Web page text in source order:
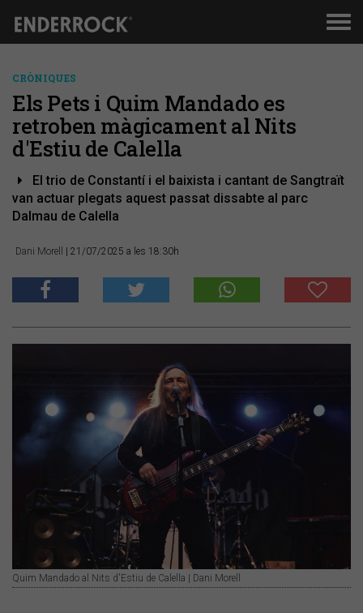
CRÒNIQUES
Els Pets i Quim Mandado es
retroben màgicament al Nits
d'Estiu de Calella
El trio de Constantí i el baixista i cantant de Sangtraït
van actuar plegats aquest passat dissabte al parc
Dalmau de Calella
Dani Morell | 21/07/2025 a les 18:30h
Quim Mandado al Nits d'Estiu de Calella | Dani Morell